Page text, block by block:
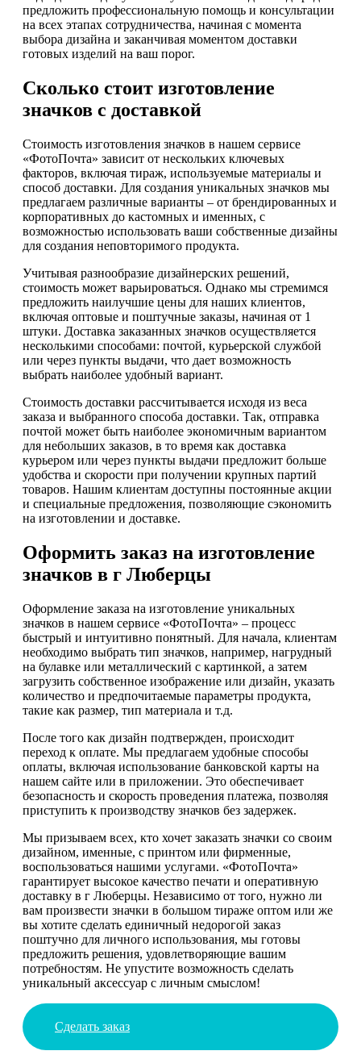
предложить профессиональную помощь и консультации
на всех этапах сотрудничества, начиная с момента
выбора дизайна и заканчивая моментом доставки
готовых изделий на ваш порог.
Сколько стоит изготовление
значков с доставкой
Стоимость изготовления значков в нашем сервисе
«ФотоПочта» зависит от нескольких ключевых
факторов, включая тираж, используемые материалы и
способ доставки. Для создания уникальных значков мы
предлагаем различные варианты – от брендированных и
корпоративных до кастомных и именных, с
возможностью использовать ваши собственные дизайны
для создания неповторимого продукта.
Учитывая разнообразие дизайнерских решений,
стоимость может варьироваться. Однако мы стремимся
предложить наилучшие цены для наших клиентов,
включая оптовые и поштучные заказы, начиная от 1
штуки. Доставка заказанных значков осуществляется
несколькими способами: почтой, курьерской службой
или через пункты выдачи, что дает возможность
выбрать наиболее удобный вариант.
Стоимость доставки рассчитывается исходя из веса
заказа и выбранного способа доставки. Так, отправка
почтой может быть наиболее экономичным вариантом
для небольших заказов, в то время как доставка
курьером или через пункты выдачи предложит больше
удобства и скорости при получении крупных партий
товаров. Нашим клиентам доступны постоянные акции
и специальные предложения, позволяющие сэкономить
на изготовлении и доставке.
Оформить заказ на изготовление
значков в г Люберцы
Оформление заказа на изготовление уникальных
значков в нашем сервисе «ФотоПочта» – процесс
быстрый и интуитивно понятный. Для начала, клиентам
необходимо выбрать тип значков, например, нагрудный
на булавке или металлический с картинкой, а затем
загрузить собственное изображение или дизайн, указать
количество и предпочитаемые параметры продукта,
такие как размер, тип материала и т.д.
После того как дизайн подтвержден, происходит
переход к оплате. Мы предлагаем удобные способы
оплаты, включая использование банковской карты на
нашем сайте или в приложении. Это обеспечивает
безопасность и скорость проведения платежа, позволяя
приступить к производству значков без задержек.
Мы призываем всех, кто хочет заказать значки со своим
дизайном, именные, с принтом или фирменные,
воспользоваться нашими услугами. «ФотоПочта»
гарантирует высокое качество печати и оперативную
доставку в г Люберцы. Независимо от того, нужно ли
вам произвести значки в большом тираже оптом или же
вы хотите сделать единичный недорогой заказ
поштучно для личного использования, мы готовы
предложить решения, удовлетворяющие вашим
потребностям. Не упустите возможность сделать
уникальный аксессуар с личным смыслом!
Сделать заказ